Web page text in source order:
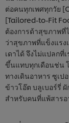
ต่อคนทุกเพศทุกวัย
[Tailored-to-Fit
ต้องการด้าสุขภาพ
ว่าสุขภาพที่แข็งแรง
เดาได้ จึงไม่แปลกที่
ขึ้นแทบทุกเดือนช่น
ทางเดินอาหาร ซูเ
ข้าวโอ๊ต บลูเบอร์รี่
สําหรับคนที่แพ้สารอ